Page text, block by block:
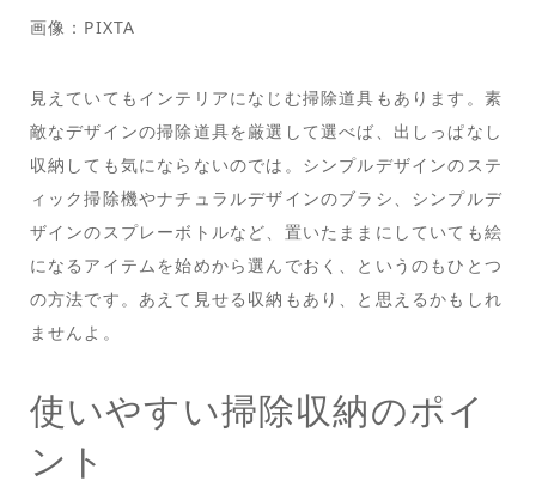
画像：PIXTA
見えていてもインテリアになじむ掃除道具もあります。素
敵なデザインの掃除道具を厳選して選べば、出しっぱなし
収納しても気にならないのでは。シンプルデザインのステ
ィック掃除機やナチュラルデザインのブラシ、シンプルデ
ザインのスプレーボトルなど、置いたままにしていても絵
になるアイテムを始めから選んでおく、というのもひとつ
の方法です。あえて見せる収納もあり、と思えるかもしれ
ませんよ。
使いやすい掃除収納のポイ
ント